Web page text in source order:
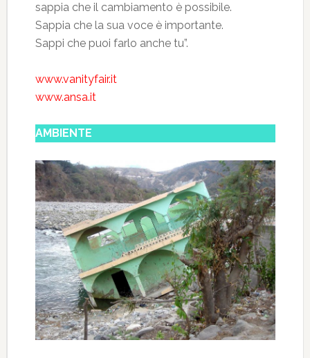
sappia che il cambiamento è possibile.
Sappia che la sua voce è importante.
Sappi che puoi farlo anche tu”.
www.vanityfair.it
www.ansa.it
AMBIENTE